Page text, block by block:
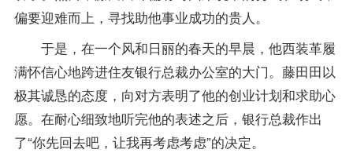
偏要迎难而上，寻找助他事业成功的贵人。
于是，在一个风和日丽的春天的早晨，他西装革履
满怀信心地跨进住友银行总裁办公室的大门。藤田田以
极其诚恳的态度，向对方表明了他的创业计划和求助心
愿。在耐心细致地听完他的表述之后，银行总裁作出
了“你先回去吧，让我再考虑考虑”的决定。